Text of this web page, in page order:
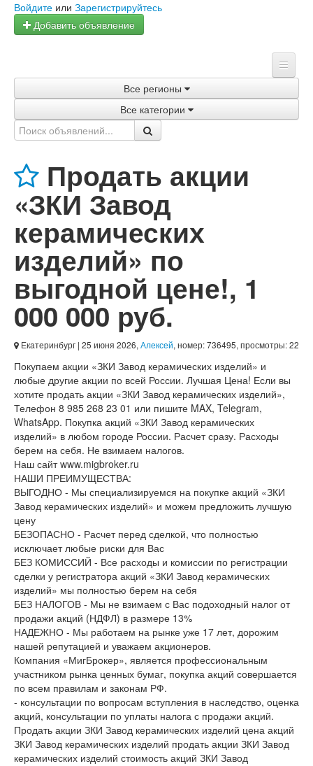
Войдите или Зарегистрируйтесь
Добавить объявление
Объявления
Услуги
Статьи
Все регионы
Все категории
Продать акции
«ЗКИ Завод
керамических
изделий» по
выгодной цене!, 1
000 000 руб.
Екатеринбург | 25 июня 2026, Алексей, номер: 736495, просмотры: 22
Покупаем акции «ЗКИ Завод керамических изделий» и
любые другие акции по всей России. Лучшая Цена! Если вы
хотите продать акции «ЗКИ Завод керамических изделий»,
Телефон 8 985 268 23 01 или пишите MAX, Telegram,
WhatsApp. Покупка акций «ЗКИ Завод керамических
изделий» в любом городе России. Расчет сразу. Расходы
берем на себя. Не взимаем налогов.
Наш сайт www.migbroker.ru
НАШИ ПРЕИМУЩЕСТВА:
ВЫГОДНО - Мы специализируемся на покупке акций «ЗКИ
Завод керамических изделий» и можем предложить лучшую
цену
БЕЗОПАСНО - Расчет перед сделкой, что полностью
исключает любые риски для Вас
БЕЗ КОМИССИЙ - Все расходы и комиссии по регистрации
сделки у регистратора акций «ЗКИ Завод керамических
изделий» мы полностью берем на себя
БЕЗ НАЛОГОВ - Мы не взимаем с Вас подоходный налог от
продажи акций (НДФЛ) в размере 13%
НАДЕЖНО - Мы работаем на рынке уже 17 лет, дорожим
нашей репутацией и уважаем акционеров.
Компания «МигБрокер», является профессиональным
участником рынка ценных бумаг, покупка акций совершается
по всем правилам и законам РФ.
- консультации по вопросам вступления в наследство, оценка
акций, консультации по уплаты налога с продажи акций.
Продать акции ЗКИ Завод керамических изделий цена акций
ЗКИ Завод керамических изделий продать акции ЗКИ Завод
керамических изделий стоимость акций ЗКИ Завод